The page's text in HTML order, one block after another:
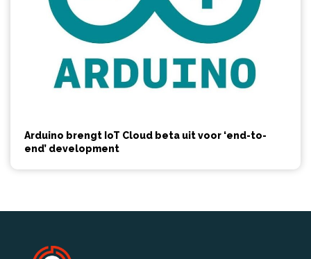
Arduino brengt IoT Cloud beta uit voor ‘end-to-
end’ development